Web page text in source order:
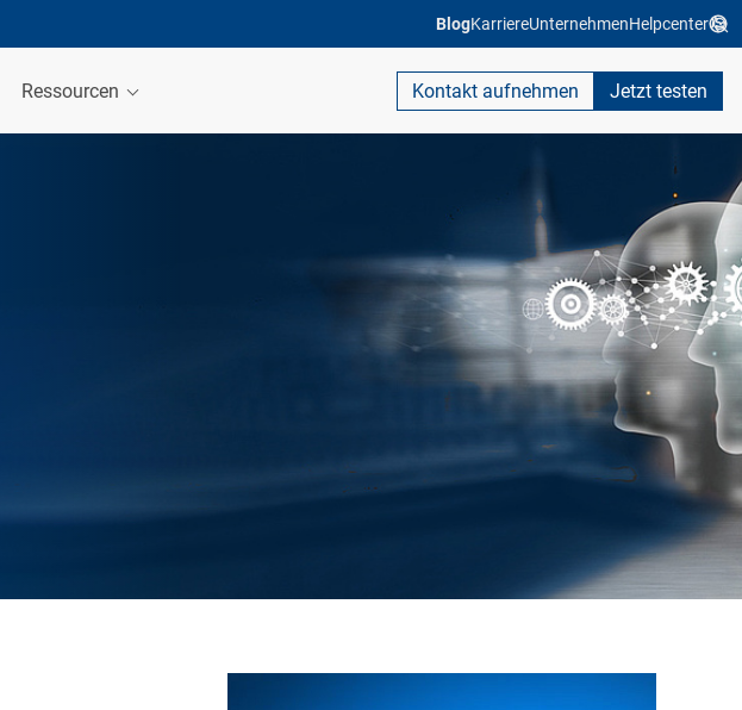
BlogKarriereUnternehmenHelpcenter
Ressourcen Kontakt aufnehmen Jetzt testen